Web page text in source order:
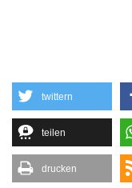
twittern
teilen
drucken